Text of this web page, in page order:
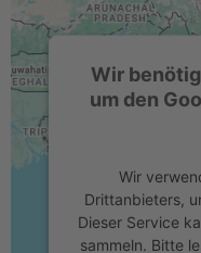
Wir
um den
Wir
Drittanbieters,
Dieser Service
sammeln. Bitte